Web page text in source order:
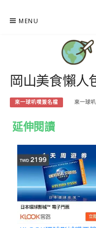
MENU
來一球叭噗
岡山美食懶人
來一球叭噗簽名檔 來一球
延伸閱讀